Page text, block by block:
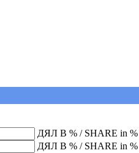
ДЯЛ В % / SHARE in %
ДЯЛ В % / SHARE in %